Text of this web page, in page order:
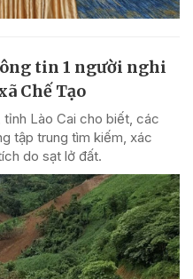
tin 1 người nghi
Chế Tạo
Lào Cai cho biết, các
tập trung tìm kiếm, xác
do sạt lở đất.